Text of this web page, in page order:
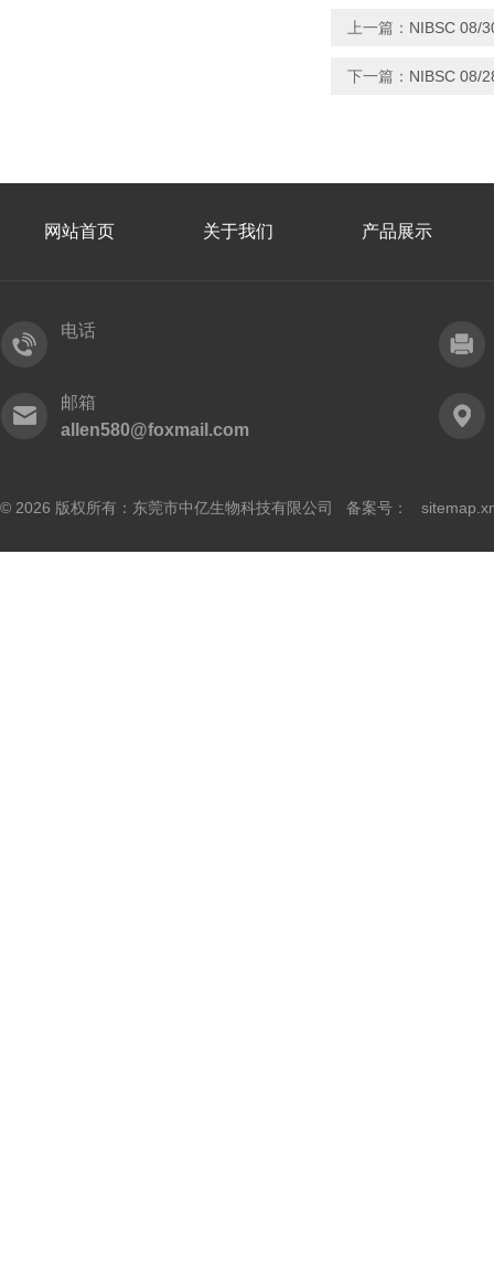
上一篇： NIBSC 08/
下一篇： NIBSC 08/
网站首页 关于我们 产品展示
电话
邮箱
allen580@foxmail.com
© 2026 版权所有：东莞市中亿生物科技有限公司 备案号：